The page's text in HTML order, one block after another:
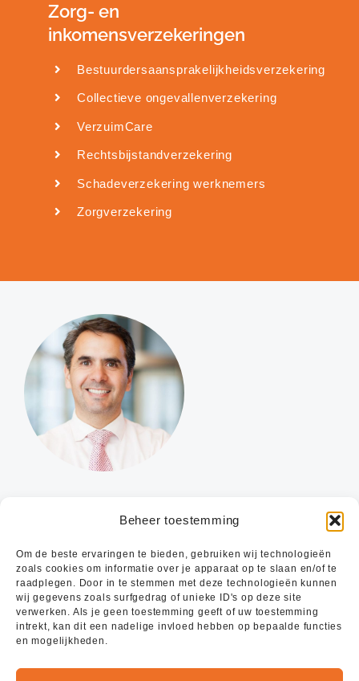
Beheer toestemming
Om de beste ervaringen te bieden, gebruiken wij technologieën
zoals cookies om informatie over je apparaat op te slaan en/of te
raadplegen. Door in te stemmen met deze technologieën kunnen
wij gegevens zoals surfgedrag of unieke ID's op deze site
verwerken. Als je geen toestemming geeft of uw toestemming
intrekt, kan dit een nadelige invloed hebben op bepaalde functies
en mogelijkheden.
Zorg- en
inkomensverzekeringen
Bestuurdersaansprakelijkheidsverzekering
Collectieve ongevallenverzekering
VerzuimCare
Rechtsbijstandverzekering
Schadeverzekering werknemers
Zorgverzekering
Vragen over verzekeringen?
Onze adviseurs helpen je graag verder.
STEL DIRECT JE VRAAG
023 – 520 15 14